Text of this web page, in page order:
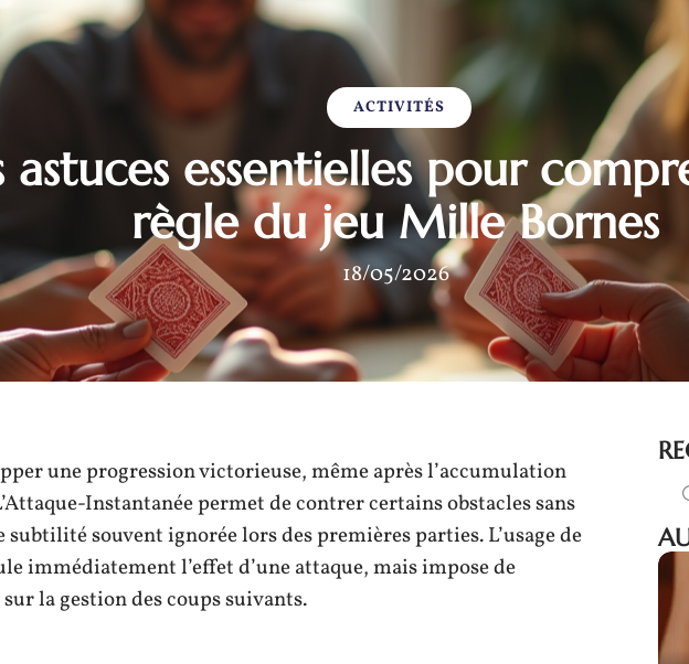
ACTIVITÉS
astuces essentielles pour
règle du jeu Mille Bornes
18/05/2026
une progression victorieuse, même après l’accumulation
Instantanée permet de contrer certains obstacles sans
souvent ignorée lors des premières parties. L’usage de
immédiatement l’effet d’une attaque, mais impose de
la gestion des coups suivants.